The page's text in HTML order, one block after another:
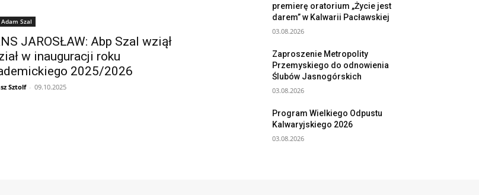
Szal
JAROSŁAW: Abp Szal wziął
w inauguracji roku
2025/2026
Sztolf - 09.10.2025
premierę oratorium „Życie jest
darem” w Kalwarii Pacławskiej
03.08.2026
Zaproszenie Metropolity
Przemyskiego do odnowienia
Ślubów Jasnogórskich
03.08.2026
Program Wielkiego Odpustu
Kalwaryjskiego 2026
03.08.2026